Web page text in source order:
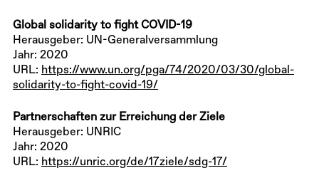
Global solidarity to fight COVID-19
Herausgeber: UN-Generalversammlung
Jahr: 2020
URL: https://www.un.org/pga/74/2020/03/30/global-
solidarity-to-fight-covid-19/
Partnerschaften zur Erreichung der Ziele
Herausgeber: UNRIC
Jahr: 2020
URL: https://unric.org/de/17ziele/sdg-17/